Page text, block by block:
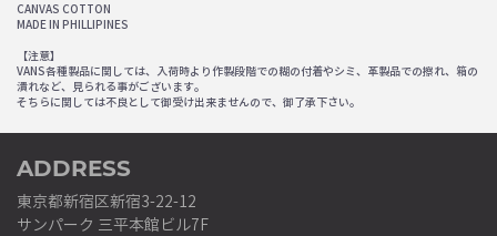
CANVAS COTTON
MADE IN PHILLIPINES
【注意】
VANS各種製品に関しては、入荷時より作製段階での糊の付着やシミ、革製品での擦れ、箱の
潰れなど、見られる事がございます。
そちらに関しては不良として御受け出来ませんので、御了承下さい。
ADDRESS
東京都新宿区新宿3-22-12
サンパーク 三平本館ビル7F